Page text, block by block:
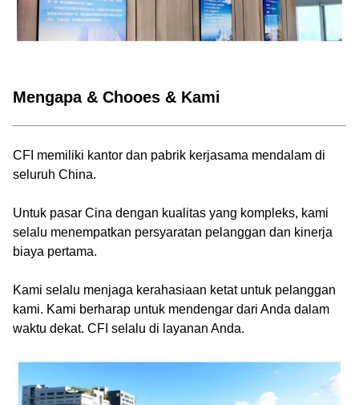
Mengapa & Chooes & Kami
CFI memiliki kantor dan pabrik kerjasama mendalam di
seluruh China.
Untuk pasar Cina dengan kualitas yang kompleks, kami
selalu menempatkan persyaratan pelanggan dan kinerja
biaya pertama.
Kami selalu menjaga kerahasiaan ketat untuk pelanggan
kami. Kami berharap untuk mendengar dari Anda dalam
waktu dekat. CFI selalu di layanan Anda.